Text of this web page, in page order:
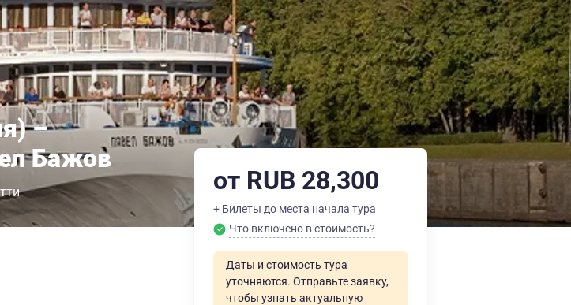
–
Бажов
от RUB 28,300
+ Билеты до места начала тура
Что включено в стоимость?
Даты и стоимость тура
уточняются. Отправьте заявку,
чтобы узнать актуальную